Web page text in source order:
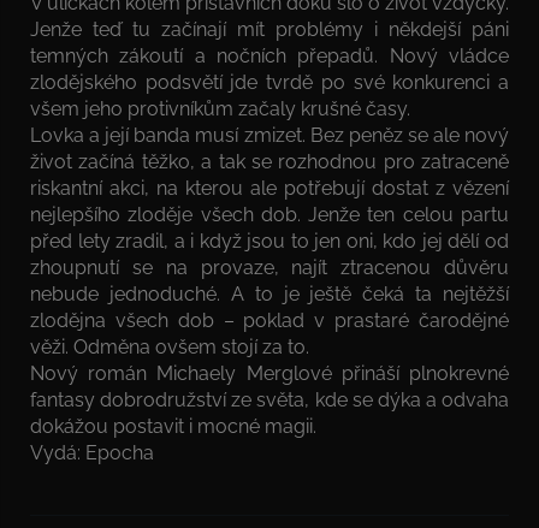
Jenže teď tu začínají mít problémy i někdejší páni
temných zákoutí a nočních přepadů. Nový vládce
zlodějského podsvětí jde tvrdě po své konkurenci a
všem jeho protivníkům začaly krušné časy.
Lovka a její banda musí zmizet. Bez peněz se ale nový
život začíná těžko, a tak se rozhodnou pro zatraceně
riskantní akci, na kterou ale potřebují dostat z vězení
nejlepšího zloděje všech dob. Jenže ten celou partu
před lety zradil, a i když jsou to jen oni, kdo jej dělí od
zhoupnutí se na provaze, najít ztracenou důvěru
nebude jednoduché. A to je ještě čeká ta nejtěžší
zlodějna všech dob – poklad v prastaré čarodějné
věži. Odměna ovšem stojí za to.
Nový román Michaely Merglové přináší plnokrevné
fantasy dobrodružství ze světa, kde se dýka a odvaha
dokážou postavit i mocné magii.
Vydá: Epocha